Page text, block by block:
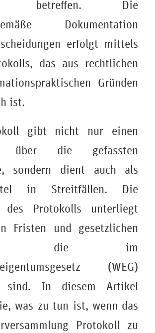
betreffen. Die
Dokumentation
erfolgt mittels
das aus rechtlichen
Gründen
ist.
gibt nicht nur einen
über die gefassten
sondern dient auch als
in Streitfällen. Die
des Protokolls unterliegt
Fristen und gesetzlichen
die im
(WEG)
sind. In diesem Artikel
was zu tun ist, wenn das
Protokoll zu